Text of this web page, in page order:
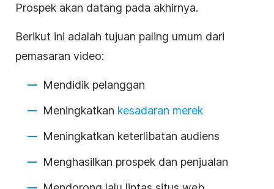
Prospek akan datang pada akhirnya.
Berikut ini adalah tujuan paling umum dari
pemasaran video:
Mendidik pelanggan
Meningkatkan kesadaran merek
Meningkatkan keterlibatan audiens
Menghasilkan prospek dan penjualan